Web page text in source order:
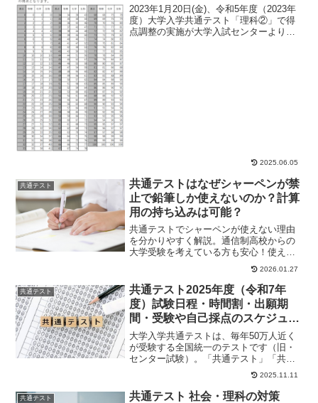
2023年1月20日(金)、令和5年度（2023年
度）大学入学共通テスト「理科②」で得
点調整の実施が大学入試センターより発
2025.06.05
共通テスト
共通テストはなぜシャーペンが禁
止で鉛筆しか使えないのか？計算
用の持ち込みは可能？
共通テストでシャーペンが使えない理由
を分かりやすく解説。通信制高校からの
大学受験を考えている方も安心！使える
筆記用具や忘れた時の対処法、持ち物チ
2026.01.27
共通テスト
共通テスト2025年度（令和7年
度）試験日程・時間割・出願期
間・受験や自己採点のスケジュー
ル
大学入学共通テストは、毎年50万人近く
が受験する全国統一のテストです（旧・
センター試験）。「共通テスト」「共
テ」などとも呼ばれます。今年の試験実
2025.11.11
共通テスト
共通テスト 社会・理科の対策